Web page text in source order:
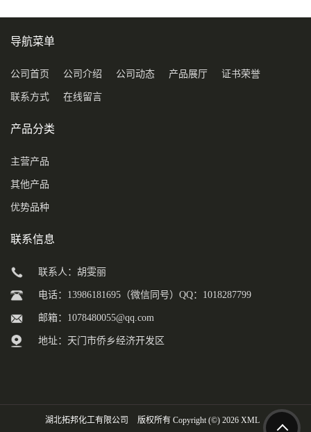
导航菜单
公司首页 公司介绍 公司动态 产品展厅 证书荣誉
联系方式 在线留言
产品分类
主营产品
其他产品
优势品种
联系信息
联系人：胡雯丽
电话：13986181695（微信同号）QQ：1018287799
邮箱： 1078480055@qq.com
地址：天门市侨乡经济开发区
湖北拓邦化工有限公司 版权所有 Copyright (©) 2026 XML